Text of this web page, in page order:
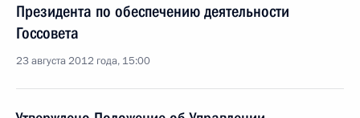
Президента по обеспечению деятельности
Госсовета
23 августа 2012 года, 15:00